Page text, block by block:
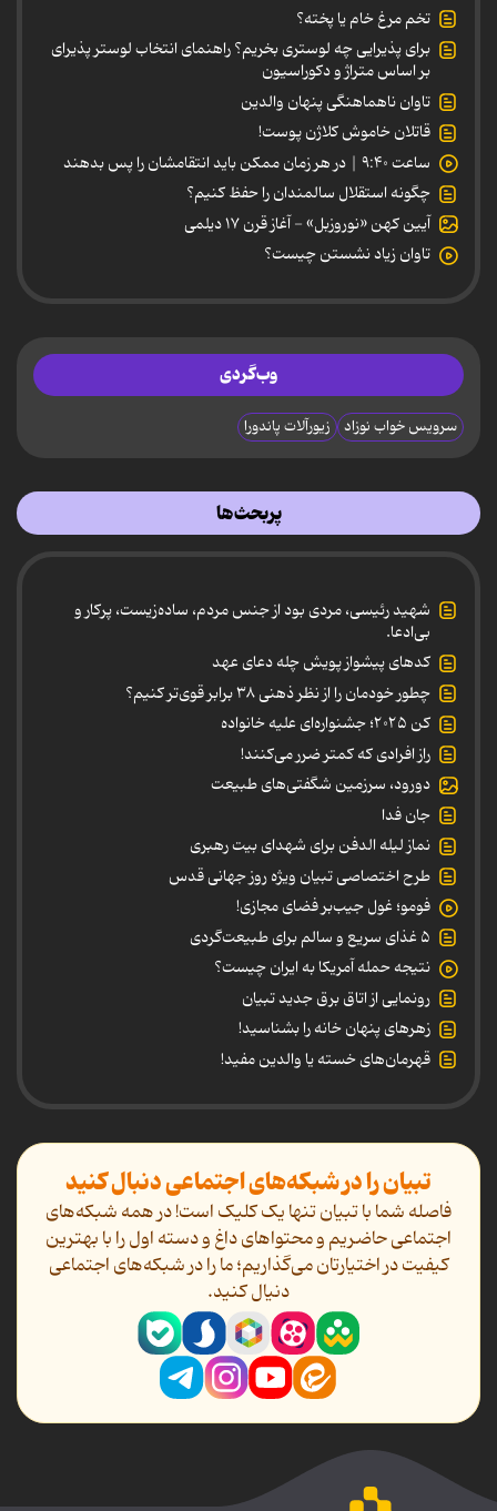
تخم مرغ خام یا پخته؟
برای پذیرایی چه لوستری بخریم؟ راهنمای انتخاب لوستر پذیرای
بر اساس متراژ و دکوراسیون
تاوان ناهماهنگی پنهان والدین
قاتلان خاموش کلاژن پوست!
ساعت ۹:۴۰ | در هر زمان ممکن باید انتقامشان را پس بدهند
چگونه استقلال سالمندان را حفظ کنیم؟
آیین کهن «نوروزبل» - آغاز قرن ۱۷ دیلمی
تاوان زیاد نشستن چیست؟
وب‌گردی
سرویس خواب نوزاد زیورآلات پاندورا
پربحث‌ها
شهید رئیسی، مردی بود از جنس مردم، ساده‌زیست، پرکار و
بی‌ادعا.
کدهای پیشواز پویش چله دعای عهد
چطور خودمان را از نظر ذهنی ۳۸ برابر قوی‌تر کنیم؟
کن ۲۰۲۵؛ جشنواره‌ای علیه خانواده
راز افرادی که کمتر ضرر می‌کنند!
دورود، سرزمین شگفتی‌های طبیعت
جان فدا
نماز لیله الدفن برای شهدای بیت رهبری
طرح اختصاصی تبیان ویژه روز جهانی قدس
فومو؛ غول جیب‌بر فضای مجازی!
۵ غذای سریع و سالم برای طبیعت‌گردی
نتیجه حمله آمریکا به ایران چیست؟
رونمایی از اتاق برق جدید تبیان
زهرهای پنهان خانه را بشناسید!
قهرمان‌های خسته یا والدین مفید!
تبیان را در شبکه‌های اجتماعی دنبال کنید
فاصله شما با تبیان تنها یک کلیک است! در همه شبکه‌های
اجتماعی حاضریم و محتواهای داغ و دسته اول را با بهترین
کیفیت در اختیارتان می‌گذاریم؛ ما را در شبکه‌های اجتماعی
دنیال کنید.